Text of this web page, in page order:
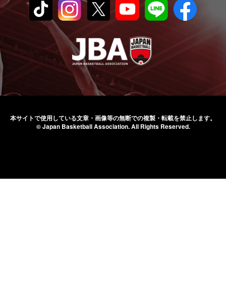
本サイトで使用している文章・画像等の無断での複製・転載を禁止します。
© Japan Basketball Association.All Rights Reserved.